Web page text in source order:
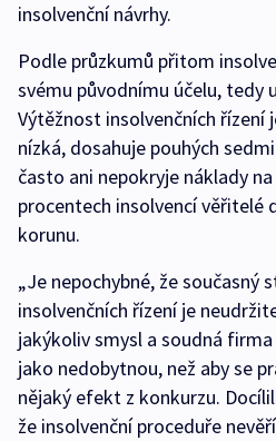
insolvenční návrhy.
Podle průzkumů přitom
svému původnímu účelu, tedy
Výtěžnost insolvenčních řízení
nízká, dosahuje pouhých
často ani nepokryje náklady
procentech insolvencí věřitelé
korunu.
„Je nepochybné, že současný
insolvenčních řízení je
jakýkoliv smysl a soudná
jako nedobytnou, než aby se
nějaký efekt z konkurzu.
že insolvenční proceduře